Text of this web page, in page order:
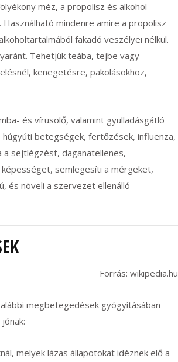
méz, a propolisz és alkohol
mindenre amire a propolisz
fakadó veszélyei nélkül.
Tehetjük teába, tejbe vagy
kenegetésre, pakolásokhoz,
és vírusölő, valamint gyulladásgátló
betegségek, fertőzések, influenza,
a sejtlégzést, daganatellenes,
semlegesíti a mérgeket,
és növeli a szervezet ellenálló
Forrás: wikipedia.hu
megbetegedések gyógyításában
melyek lázas állapotokat idéznek elő a